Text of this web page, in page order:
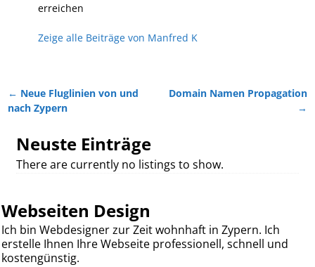
erreichen
Zeige alle Beiträge von Manfred K
Artikelnavigation
← Neue Fluglinien von und
nach Zypern
Domain Namen Propagation
→
Neuste Einträge
There are currently no listings to show.
Webseiten Design
Ich bin Webdesigner zur Zeit wohnhaft in Zypern. Ich
erstelle Ihnen Ihre Webseite professionell, schnell und
kostengünstig.